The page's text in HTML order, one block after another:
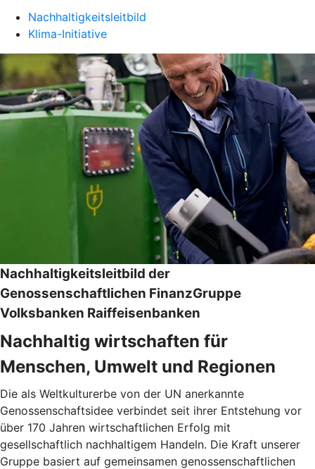
Nachhaltigkeitsleitbild
Klima-Initiative
Nachhaltigkeitsleitbild der
Genossenschaftlichen FinanzGruppe
Volksbanken Raiffeisenbanken
Nachhaltig wirtschaften für
Menschen, Umwelt und Regionen
Die als Weltkulturerbe von der UN anerkannte
Genossenschaftsidee verbindet seit ihrer Entstehung vor
über 170 Jahren wirtschaftlichen Erfolg mit
gesellschaftlich nachhaltigem Handeln. Die Kraft unserer
Gruppe basiert auf gemeinsamen genossenschaftlichen